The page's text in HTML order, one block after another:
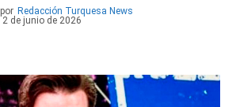
Redacción Turquesa News
de junio de 2026